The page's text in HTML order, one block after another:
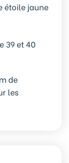
étoile jaune
39 et 40
de
les